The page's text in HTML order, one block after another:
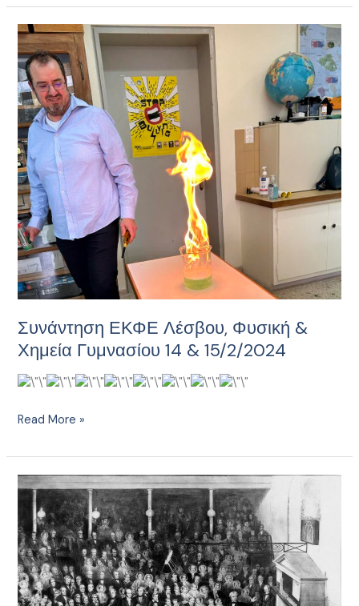
Συνάντηση ΕΚΦΕ Λέσβου, Φυσική &
Χημεία Γυμνασίου 14 & 15/2/2024
Συνάντηση
ΕΚΦΕ
Λέσβου,
Φυσική
&
Χημεία
Γυμνασίου
14
&
15/2/2024
Read More »
Εργαστήριο
Ηλεκτρομαγνητισμού